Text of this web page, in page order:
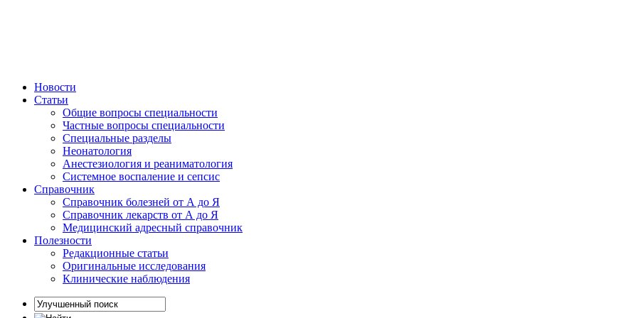
Новости
Статьи
Общие вопросы специальности
Частные вопросы специальности
Специальные разделы
Неонатология
Анестезиология и реаниматология
Системное воспаление и сепсис
Справочник
Справочник болезней от А до Я
Справочник лекарств от А до Я
Медицинский адресный справочник
Полезности
Редакционные статьи
Оригинальные исследования
Клинические наблюдения